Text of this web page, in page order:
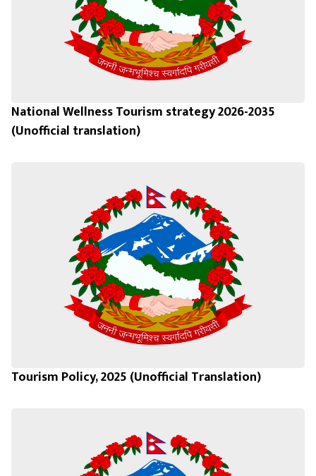
National Wellness Tourism strategy 2026-2035
(Unofficial translation)
Tourism Policy, 2025 (Unofficial Translation)